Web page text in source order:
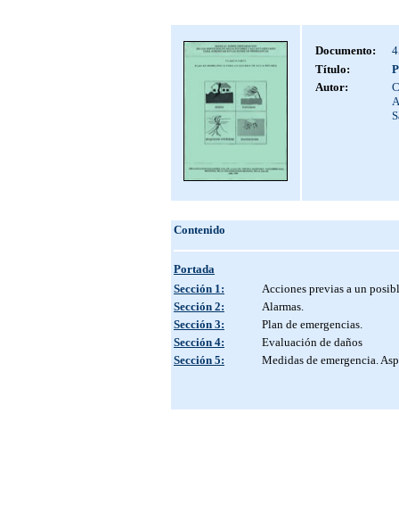
Documento:
Título:
Autor:
Contenido
Portada
Sección 1:
Acciones previas a un
Sección 2:
Alarmas.
Sección 3:
Plan de emergencias.
Sección 4:
Evaluación de daños
Sección 5:
Medidas de emergencia.